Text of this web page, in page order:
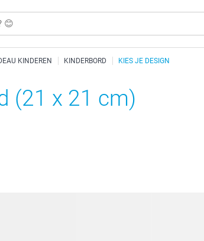
KINDEREN KINDERBORD KIES JE DESIGN
(21 x 21 cm)